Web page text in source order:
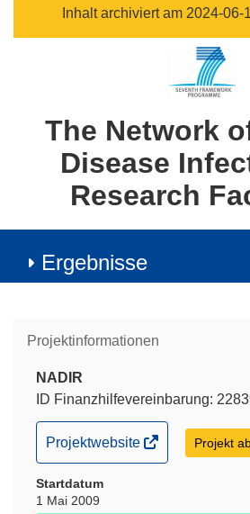
Inhalt archiviert am 2024-06-
The Network
Disease
Research
Ergebnisse
Projektinformationen
NADIR
ID Finanzhilfevereinbarung:
(öffnet
in
neuem
Fenster)
Projektwebsite Projekt
Startdatum
1 Mai 2009